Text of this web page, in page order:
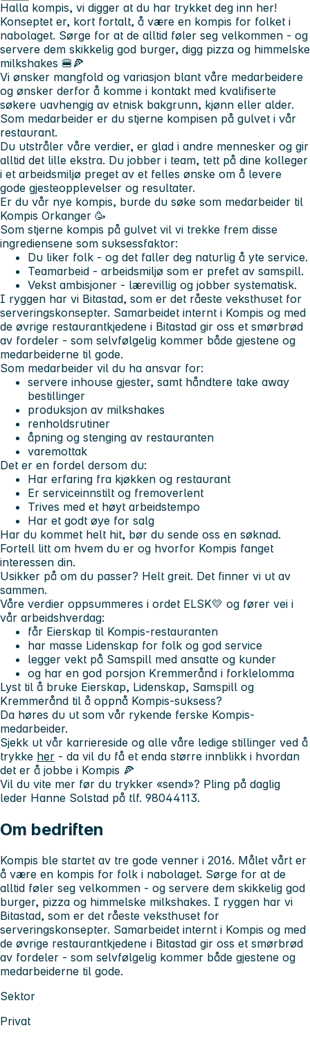
Halla kompis, vi digger at du har trykket deg inn her!
Konseptet er, kort fortalt, å være en kompis for folket i
nabolaget. Sørge for at de alltid føler seg velkommen - og
servere dem skikkelig god burger, digg pizza og himmelske
milkshakes 🍔🍕
Vi ønsker mangfold og variasjon blant våre medarbeidere
og ønsker derfor å komme i kontakt med kvalifiserte
søkere uavhengig av etnisk bakgrunn, kjønn eller alder.
Som medarbeider er du stjerne kompisen på gulvet i vår
restaurant.
Du utstråler våre verdier, er glad i andre mennesker og gir
alltid det lille ekstra. Du jobber i team, tett på dine kolleger
i et arbeidsmiljø preget av et felles ønske om å levere
gode gjesteopplevelser og resultater.
Er du vår nye kompis, burde du søke som medarbeider til
Kompis Orkanger 🥳
Som stjerne kompis på gulvet vil vi trekke frem disse
ingrediensene som suksessfaktor:
Du liker folk - og det faller deg naturlig å yte service.
Teamarbeid - arbeidsmiljø som er prefet av samspill.
Vekst ambisjoner - lærevillig og jobber systematisk.
I ryggen har vi Bitastad, som er det råeste veksthuset for
serveringskonsepter. Samarbeidet internt i Kompis og med
de øvrige restaurantkjedene i Bitastad gir oss et smørbrød
av fordeler - som selvfølgelig kommer både gjestene og
medarbeiderne til gode.
Som medarbeider vil du ha ansvar for:
servere inhouse gjester, samt håndtere take away
bestillinger
produksjon av milkshakes
renholdsrutiner
åpning og stenging av restauranten
varemottak
Det er en fordel dersom du:
Har erfaring fra kjøkken og restaurant
Er serviceinnstilt og fremoverlent
Trives med et høyt arbeidstempo
Har et godt øye for salg
Har du kommet helt hit, bør du sende oss en søknad.
Fortell litt om hvem du er og hvorfor Kompis fanget
interessen din.
Usikker på om du passer? Helt greit. Det finner vi ut av
sammen.
Våre verdier oppsummeres i ordet ELSK💛 og fører vei i
vår arbeidshverdag:
får Eierskap til Kompis-restauranten
har masse Lidenskap for folk og god service
legger vekt på Samspill med ansatte og kunder
og har en god porsjon Kremmerånd i forklelomma
Lyst til å bruke Eierskap, Lidenskap, Samspill og
Kremmerånd til å oppnå Kompis-suksess?
Da høres du ut som vår rykende ferske Kompis-
medarbeider.
Sjekk ut vår karriereside og alle våre ledige stillinger ved å
trykke her - da vil du få et enda større innblikk i hvordan
det er å jobbe i Kompis 🍕
Vil du vite mer før du trykker «send»? Pling på daglig
leder Hanne Solstad på tlf. 98044113.
Om bedriften
Kompis ble startet av tre gode venner i 2016. Målet vårt er
å være en kompis for folk i nabolaget. Sørge for at de
alltid føler seg velkommen - og servere dem skikkelig god
burger, pizza og himmelske milkshakes. I ryggen har vi
Bitastad, som er det råeste veksthuset for
serveringskonsepter. Samarbeidet internt i Kompis og med
de øvrige restaurantkjedene i Bitastad gir oss et smørbrød
av fordeler - som selvfølgelig kommer både gjestene og
medarbeiderne til gode.
Sektor
Privat